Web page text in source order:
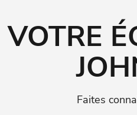
VOTRE
Faites